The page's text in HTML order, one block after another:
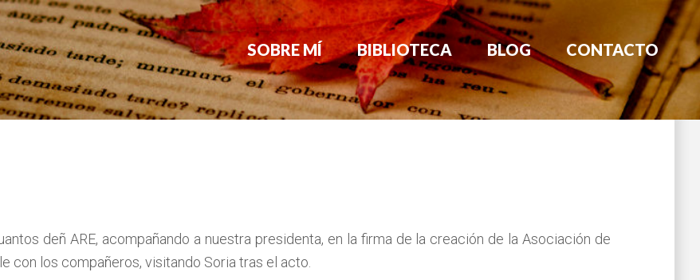
SOBRE MÍ BIBLIOTECA BLOG CONTACTO
deñ ARE, acompañando a nuestra presidenta, en la firma de la creación de la Asociación de
con los compañeros, visitando Soria tras el acto.